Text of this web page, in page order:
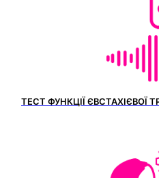
ТЕСТ ФУНКЦІЇ ЄВСТАХІЄВОЇ